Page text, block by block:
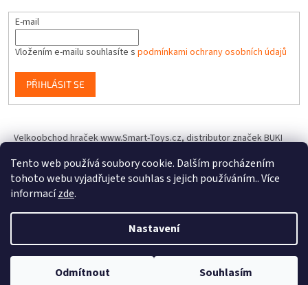
Tento web používá soubory cookie. Dalším procházením
tohoto webu vyjadřujete souhlas s jejich používáním.. Více
informacízde.
Nastavení
Odmítnout Souhlasím
E-mail
Vložením e-mailu souhlasíte s podmínkami ochrany osobních údajů
PŘIHLÁSIT SE
Velkoobchod hraček www.Smart-Toys.cz, distributor značek BUKI
Copyright 2026IQhracky.cz. Všechna práva vyhrazena.Upravit